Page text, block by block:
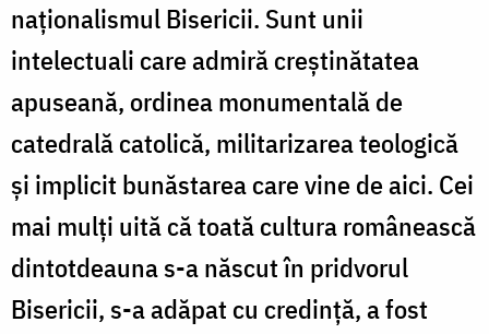
naţionalismul Bisericii. Sunt unii
intelectuali care admiră creştinătatea
apuseană, ordinea monumentală de
catedrală catolică, militarizarea teologică
şi implicit bunăstarea care vine de aici. Cei
mai mulţi uită că toată cultura românească
dintotdeauna s-a născut în pridvorul
Bisericii, s-a adăpat cu credinţă, a fost